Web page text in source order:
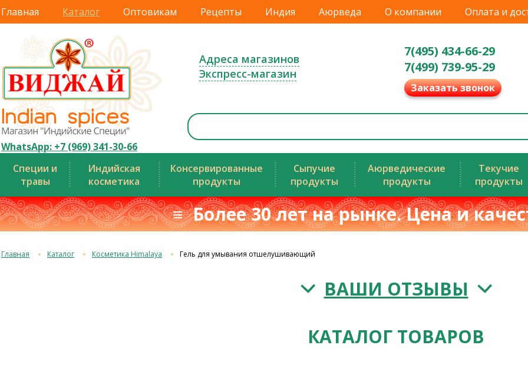
Главная Каталог Оптовикам Рецепты Индия Аюрведа О компании Оплата и
WhatsApp: +7 (969) 341-30-66
Адреса магазинов
Экспресс-магазин
7(495) 434-66-29
7(499) 739-95-29
Заказать звонок
Специи и
травы
Индийская
косметика
Консервированные
продукты
Сыпучие
продукты
Аюрведические
продукты
Текучие
продукты
≡ Более 30 лет на рынке. Цена и
Главная Каталог Косметика Himalaya Гель для умывания отшелушивающий
ВАШИ ОТЗЫВЫ
КАТАЛОГ ТОВАРОВ